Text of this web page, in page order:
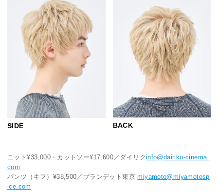
SIDE BACK
ニット¥33,000・カットソー¥17,600／ダイリクinfo@dairiku-cinema.
com
パンツ（キフ）¥38,500／ブランデット東京miyamoto@miyamotosp
ice.com